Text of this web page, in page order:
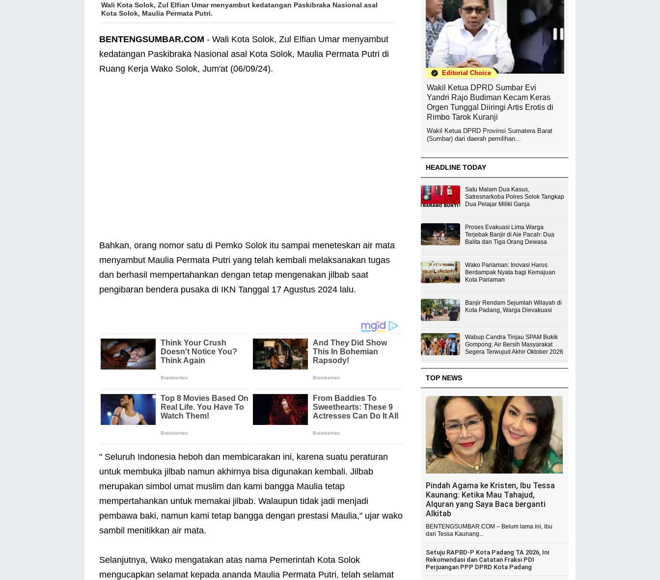
Wali Kota Solok, Zul Elfian Umar menyambut kedatangan Paskibraka Nasional asal
Kota Solok, Maulia Permata Putri.
BENTENGSUMBAR.COM - Wali Kota Solok, Zul Elfian Umar menyambut
kedatangan Paskibraka Nasional asal Kota Solok, Maulia Permata Putri di
Ruang Kerja Wako Solok, Jum'at (06/09/24).
Bahkan, orang nomor satu di Pemko Solok itu sampai meneteskan air mata
menyambut Maulia Permata Putri yang telah kembali melaksanakan tugas
dan berhasil mempertahankan dengan tetap mengenakan jilbab saat
pengibaran bendera pusaka di IKN Tanggal 17 Agustus 2024 lalu.
" Seluruh Indonesia heboh dan membicarakan ini, karena suatu peraturan
untuk membuka jilbab namun akhirnya bisa digunakan kembali. Jilbab
merupakan simbol umat muslim dan kami bangga Maulia tetap
mempertahankan untuk memakai jilbab. Walaupun tidak jadi menjadi
pembawa baki, namun kami tetap bangga dengan prestasi Maulia," ujar wako
sambil menitikkan air mata.
Selanjutnya, Wako mengatakan atas nama Pemerintah Kota Solok
mengucapkan selamat kepada ananda Maulia Permata Putri, telah selamat
Editorial Choice
Wakil Ketua DPRD Sumbar Evi
Yandri Rajo Budiman Kecam Keras
Orgen Tunggal Diiringi Artis Erotis di
Rimbo Tarok Kuranji
Wakil Ketua DPRD Provinsi Sumatera Barat
(Sumbar) dari daerah pemilihan...
HEADLINE TODAY
Satu Malam Dua Kasus,
Satresnarkoba Polres Solok Tangkap
Dua Pelajar Miliki Ganja
Proses Evakuasi Lima Warga
Terjebak Banjir di Aie Pacah: Dua
Balita dan Tiga Orang Dewasa
Wako Pariaman: Inovasi Harus
Berdampak Nyata bagi Kemajuan
Kota Pariaman
Banjir Rendam Sejumlah Wilayah di
Kota Padang, Warga Dievakuasi
Wabup Candra Tinjau SPAM Bukik
Gompong: Air Bersih Masyarakat
Segera Terwujud Akhir Oktober 2026
TOP NEWS
Pindah Agama ke Kristen, Ibu Tessa
Kaunang: Ketika Mau Tahajud,
Alquran yang Saya Baca berganti
Alkitab
BENTENGSUMBAR.COM – Belum lama ini, ibu
dari Tessa Kaunang...
Setuju RAPBD-P Kota Padang TA 2026, Ini
Rekomendasi dan Catatan Fraksi PDI
Perjuangan PPP DPRD Kota Padang